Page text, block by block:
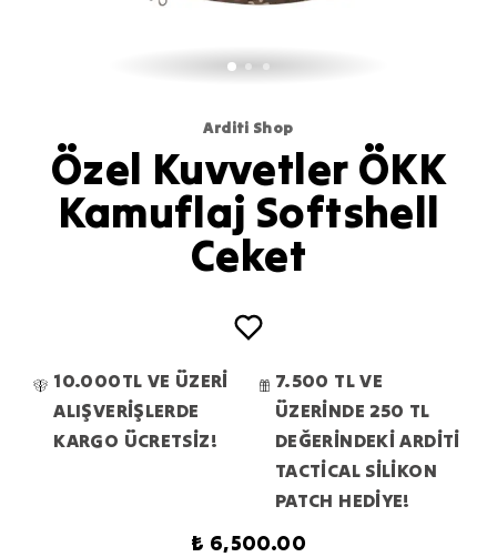
Arditi Shop
Özel Kuvvetler ÖKK
Kamuflaj Softshell
Ceket
10.000TL VE ÜZERİ
ALIŞVERİŞLERDE
KARGO ÜCRETSİZ!
7.500 TL VE
ÜZERİNDE 250 TL
DEĞERİNDEKİ ARDİTİ
TACTİCAL SİLİKON
PATCH HEDİYE!
₺ 6,500.00